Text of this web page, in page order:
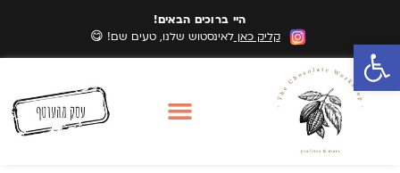
פתח סרגל נגישות
היי ברוכים הבאים!
קליק כאןלאינסטוש שלנו, טעים שם! 😋